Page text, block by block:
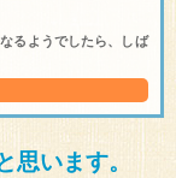
るようでしたら、しば
います。